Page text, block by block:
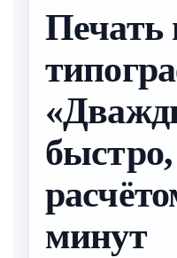
Печать
быстро,
минут